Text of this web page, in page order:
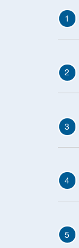
1
2
3
4
5